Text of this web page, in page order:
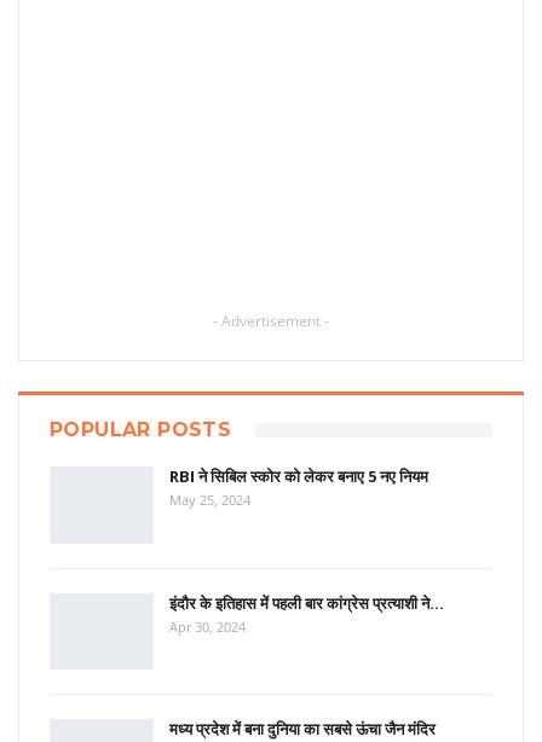
- Advertisement -
POPULAR POSTS
RBI ने सिबिल स्कोर को लेकर बनाए 5 नए नियम
May 25, 2024
इंदौर के इतिहास में पहली बार कांग्रेस प्रत्याशी ने…
Apr 30, 2024
मध्य प्रदेश में बना दुनिया का सबसे ऊंचा जैन मंदिर